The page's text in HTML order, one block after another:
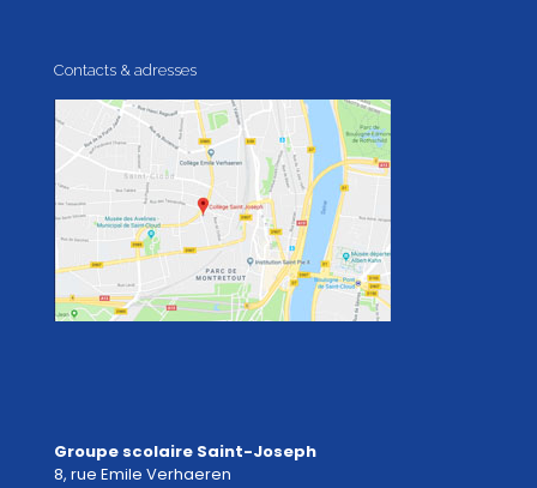
Contacts & adresses
Groupe scolaire Saint-Joseph
8, rue Emile Verhaeren